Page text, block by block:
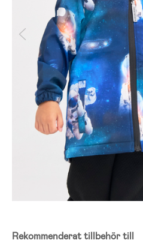
Rekommenderat tillbehör till